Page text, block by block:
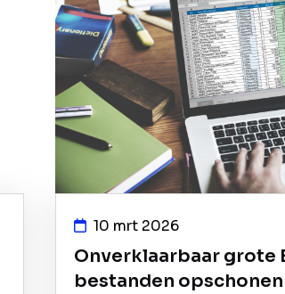
10 mrt 2026
Onverklaarbaar grote
bestanden opschonen